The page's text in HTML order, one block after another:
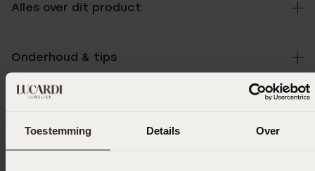
Toestemming Details Over
Alles over dit product
Onderhoud & tips